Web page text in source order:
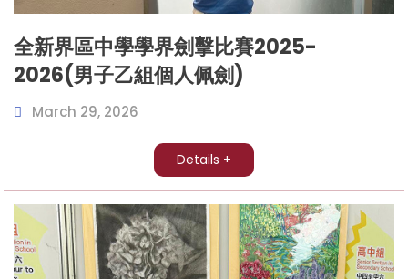
全新界區中學學界劍擊比賽2025-
2026(男子乙組個人佩劍)
March 29, 2026
Details +